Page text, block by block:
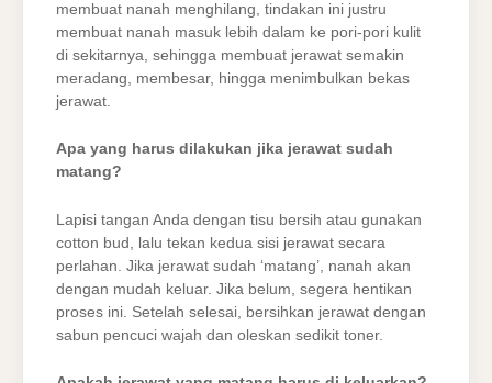
membuat nanah menghilang, tindakan ini justru
membuat nanah masuk lebih dalam ke pori-pori kulit
di sekitarnya, sehingga membuat jerawat semakin
meradang, membesar, hingga menimbulkan bekas
jerawat.
Apa yang harus dilakukan jika jerawat sudah
matang?
Lapisi tangan Anda dengan tisu bersih atau gunakan
cotton bud, lalu tekan kedua sisi jerawat secara
perlahan. Jika jerawat sudah ‘matang’, nanah akan
dengan mudah keluar. Jika belum, segera hentikan
proses ini. Setelah selesai, bersihkan jerawat dengan
sabun pencuci wajah dan oleskan sedikit toner.